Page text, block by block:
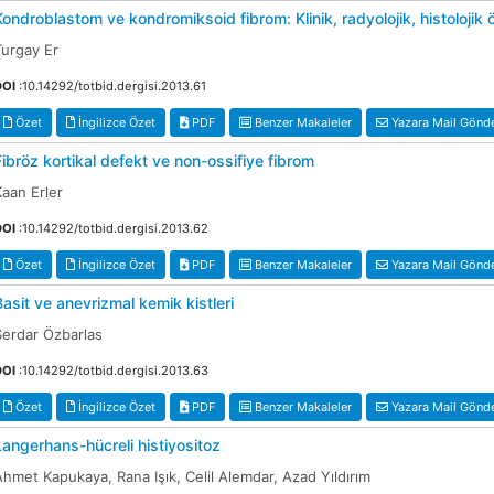
ve kondromiksoid fibrom: Klinik, radyolojik, histolojik
Er
:10.14292/totbid.dergisi.2013.61
Özet İngilizce Özet PDF Benzer Makaleler Yazara Mail
kortikal defekt ve non-ossifiye fibrom
Erler
:10.14292/totbid.dergisi.2013.62
Özet İngilizce Özet PDF Benzer Makaleler Yazara Mail
ve anevrizmal kemik kistleri
Özbarlas
:10.14292/totbid.dergisi.2013.63
Özet İngilizce Özet PDF Benzer Makaleler Yazara Mail
hücreli histiyositoz
Kapukaya, Rana Işık, Celil Alemdar, Azad Yıldırım